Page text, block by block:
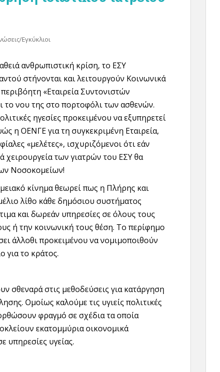
Εγκύκλιοι
ανθρωπιστική κρίση, το ΕΣΥ
στήνονται και λειτουργούν Κοινωνικά
«Εταιρεία Συντονιστών
το νου της στο πορτοφόλι των ασθενών.
ηγεσίες προκειμένου να εξυπηρετεί
η ΟΕΝΓΕ για τη συγκεκριμένη Εταιρεία,
«μελέτες», ισχυριζόμενοι ότι εάν
χειρουργεία των γιατρών του ΕΣΥ θα
Νοσοκομείων!
κίνημα θεωρεί πως η Πλήρης και
λίθο κάθε δημόσιου συστήματος
και δωρεάν υπηρεσίες σε όλους τους
ή την κοινωνική τους θέση. Το περίφημο
άλλοθι προκειμένου να νομιμοποιθούν
για το κράτος.
σθεναρά στις μεθοδεύσεις για κατάργηση
Ομοίως καλούμε τις υγιείς πολιτικές
φραγμό σε σχέδια τα οποία
εκατομμύρια οικονομικά
υγείας.